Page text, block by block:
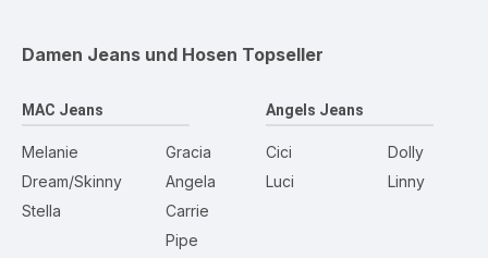
Damen Jeans und Hosen Topseller
MAC Jeans
Melanie
Dream/Skinny
Stella
Gracia
Angela
Carrie
Pipe
Angels Jeans
Cici
Luci
Dolly
Linny